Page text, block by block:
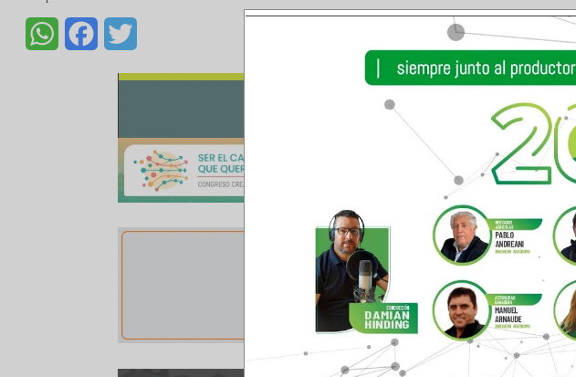
También se puede ver estas condiciones extremas en las
sorpresivamente frío, un final de diciembre muy cálido, enero muy
extremadamente lluvioso sobre el noreste: «Son patrones muy
«En general este tipo de situaciones se explica por la
activa, que en un evento El Niño bien definido debería estar